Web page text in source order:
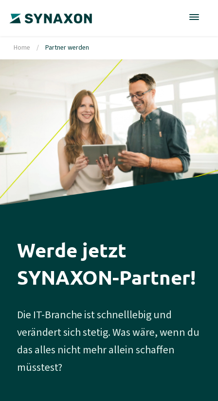
Home / Partner werden
Werde jetzt
SYNAXON-Partner!
Die IT-Branche ist schnelllebig und
verändert sich stetig. Was wäre, wenn du
das alles nicht mehr allein schaffen
müsstest?